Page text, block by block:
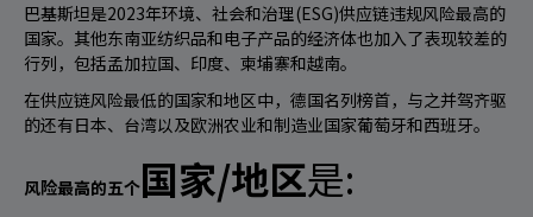
巴基斯坦是2023年环境、社会和治理(ESG)供应链违规风险最高的
国家。其他东南亚纺织品和电子产品的经济体也加入了表现较差的
行列，包括孟加拉国、印度、柬埔寨和越南。
在供应链风险最低的国家和地区中，德国名列榜首，与之并驾齐驱
的还有日本、台湾以及欧洲农业和制造业国家葡萄牙和西班牙。
风险最高的五个国家/地区是: